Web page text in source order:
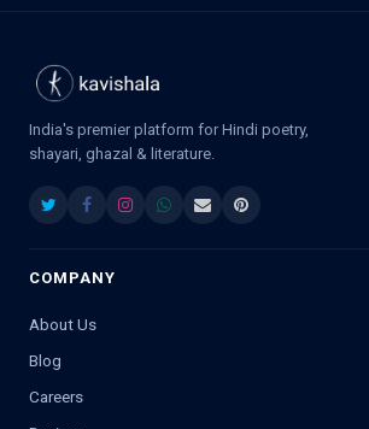
India's premier platform for Hindi poetry,
shayari, ghazal & literature.
COMPANY
About Us
Blog
Careers